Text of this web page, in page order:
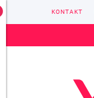
KONTAKT